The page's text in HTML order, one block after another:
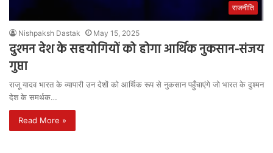
राजनीति
Nishpaksh Dastak May 15, 2025
दुश्मन देश के सहयोगियों को होगा आर्थिक नुकसान-संजय
गुप्ता
राजू यादव भारत के व्यापारी उन देशों को आर्थिक रूप से नुकसान पहुँचाएंगे जो भारत के दुश्मन
देश के समर्थक…
Read More »